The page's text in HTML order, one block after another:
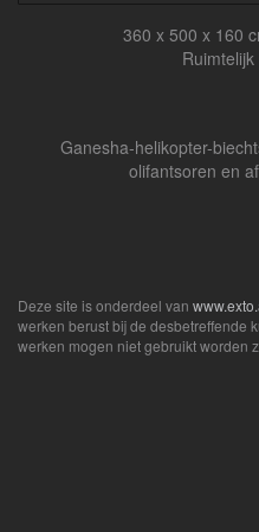
360 x 500 x 160
Ganesha-helikopter-
olifantsoren en
Deze site is onderdeel van
werken berust bij de desbetreffende
werken mogen niet gebruikt worden